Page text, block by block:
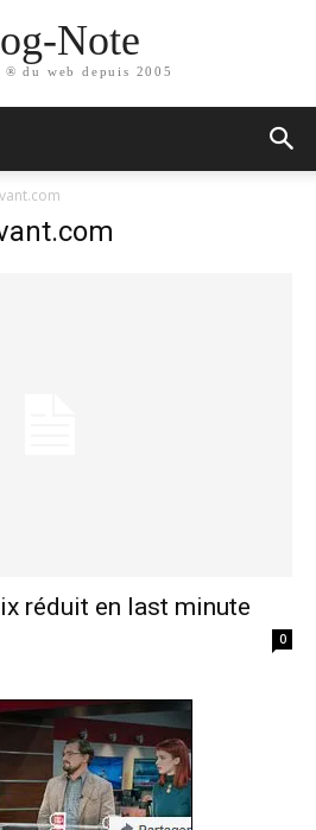
Note
du web depuis 2005
réduit en last minute
0